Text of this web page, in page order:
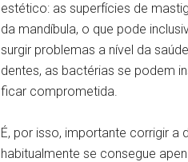
estético: as superfícies de
da mandíbula, o que pode
surgir problemas a nível da
dentes, as bactérias se podem
ficar comprometida.
É, por isso, importante corrigir
habitualmente se consegue